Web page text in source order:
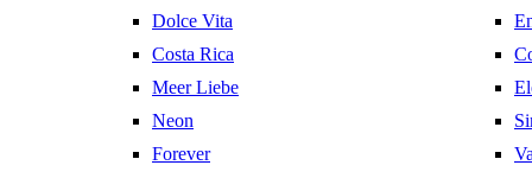
Dolce Vita
Costa Rica
Meer Liebe
Neon
Forever